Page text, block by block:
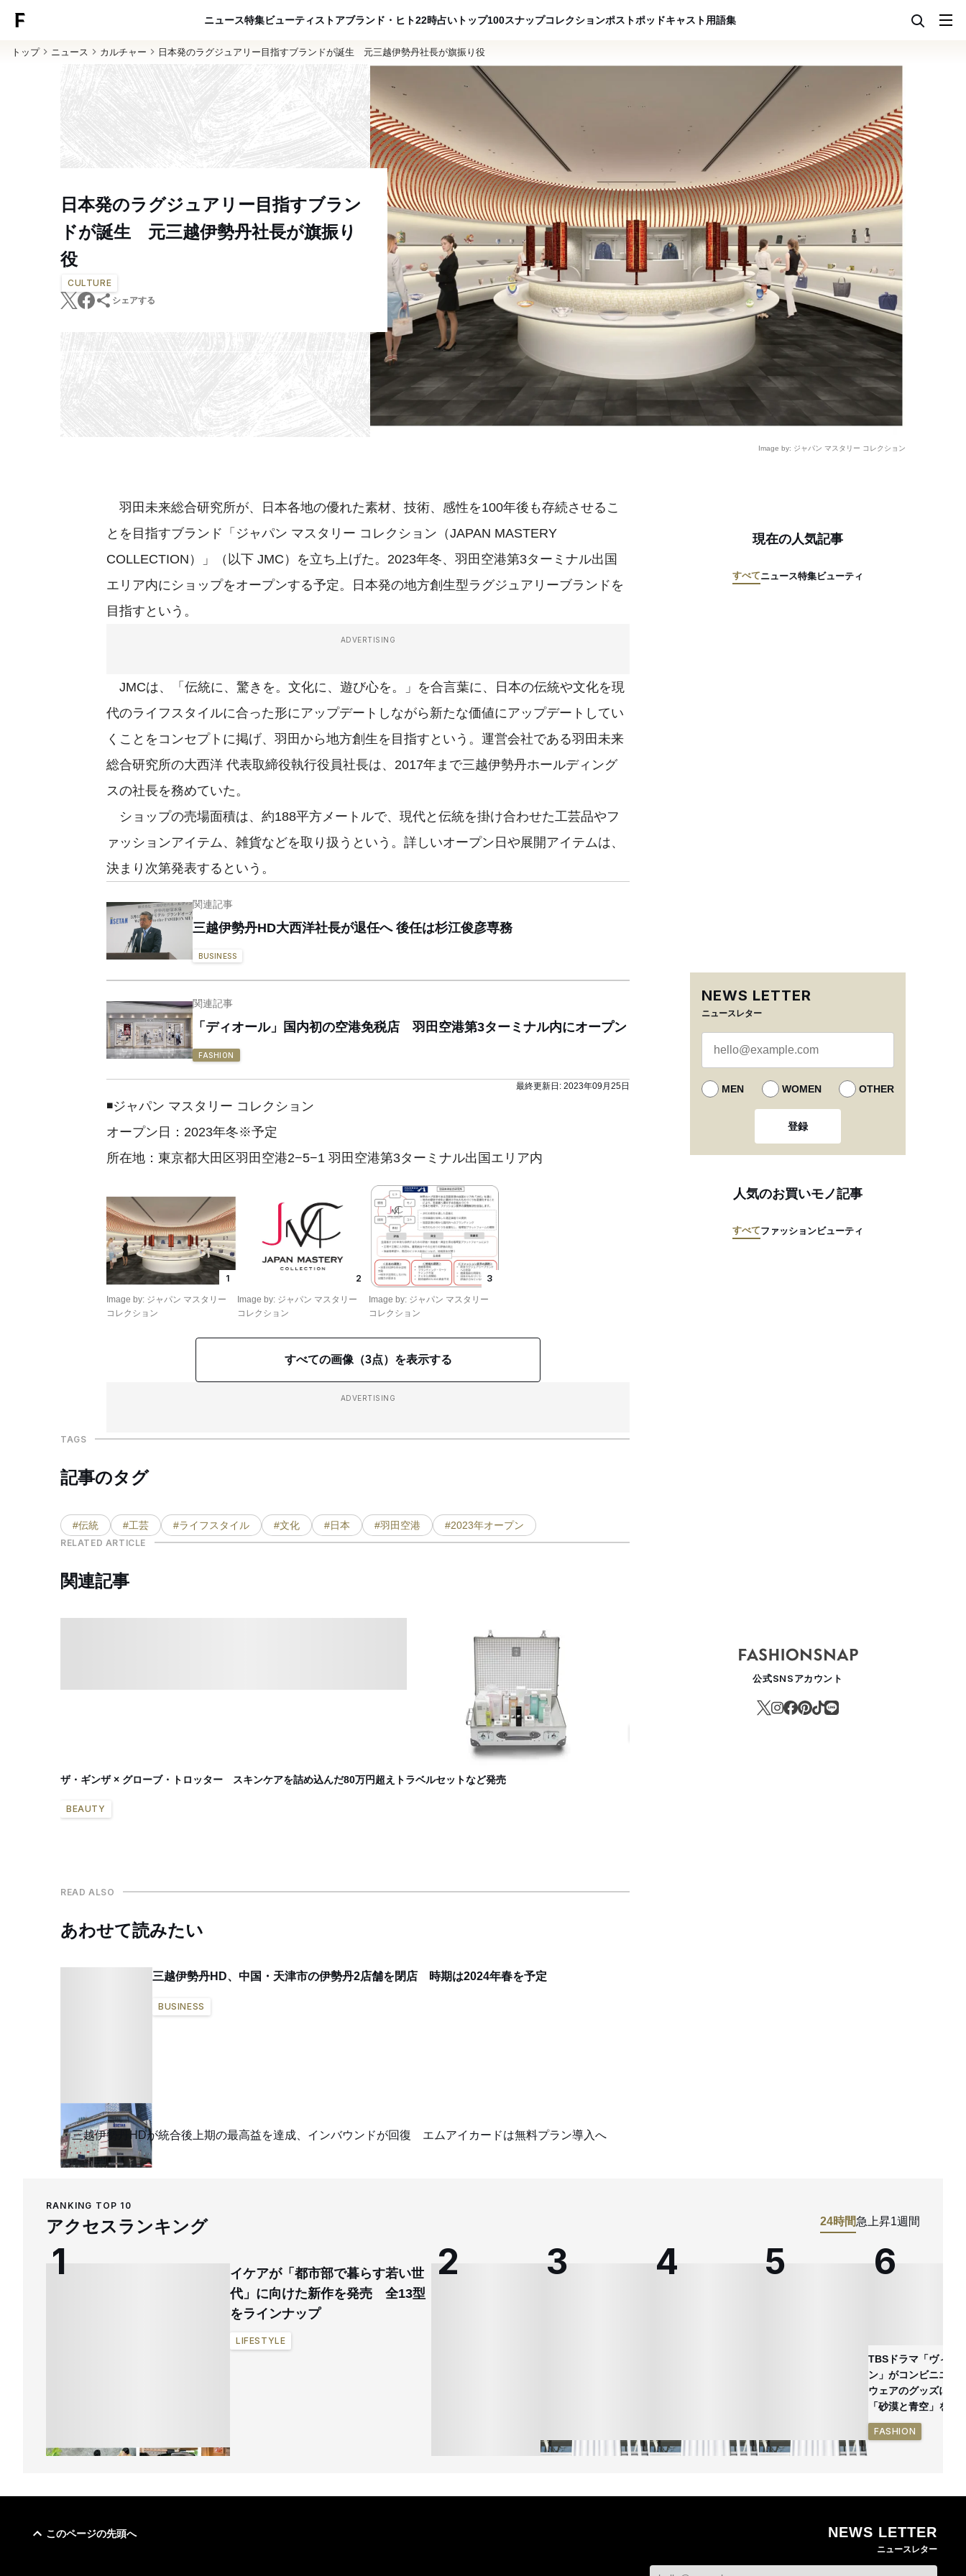
ニュース特集ビューティ ストアブランド・ヒト22時占い トップ100スナップコレクションポストポッドキャスト用語集
トップ ニュース カルチャー 日本発のラグジュアリー目指すブランドが誕生 元三越伊勢丹社長が旗振り役
日本発のラグジュアリー目指すブラン
ドが誕生 元三越伊勢丹社長が旗振り
役
CULTURE
シェアする
Image by: ジャパン マスタリー コレクション
羽田未来総合研究所が、日本各地の優れた素材、技術、感性を100年後も存続させるこ
とを目指すブランド「ジャパン マスタリー コレクション（JAPAN MASTERY
COLLECTION）」（以下 JMC）を立ち上げた。2023年冬、羽田空港第3ターミナル出国
エリア内にショップをオープンする予定。日本発の地方創生型ラグジュアリーブランドを
目指すという。
ADVERTISING
JMCは、「伝統に、驚きを。文化に、遊び心を。」を合言葉に、日本の伝統や文化を現
代のライフスタイルに合った形にアップデートしながら新たな価値にアップデートしてい
くことをコンセプトに掲げ、羽田から地方創生を目指すという。運営会社である羽田未来
総合研究所の大西洋 代表取締役執行役員社長は、2017年まで三越伊勢丹ホールディング
スの社長を務めていた。
ショップの売場面積は、約188平方メートルで、現代と伝統を掛け合わせた工芸品やフ
ァッションアイテム、雑貨などを取り扱うという。詳しいオープン日や展開アイテムは、
決まり次第発表するという。
関連記事
三越伊勢丹HD大西洋社長が退任へ 後任は杉江俊彦専務
BUSINESS
関連記事
「ディオール」国内初の空港免税店 羽田空港第3ターミナル内にオープン
FASHION
最終更新日: 2023年09月25日
◾️ジャパン マスタリー コレクション
オープン日：2023年冬※予定
所在地：東京都大田区羽田空港2−5−1 羽田空港第3ターミナル出国エリア内
1
Image by: ジャパン マスタリー
コレクション
2
Image by: ジャパン マスタリー
コレクション
3
Image by: ジャパン マスタリー
コレクション
すべての画像（3点）を表示する
ADVERTISING
TAGS
記事のタグ
#伝統 #工芸 #ライフスタイル #文化 #日本 #羽田空港 #2023年オープン
RELATED ARTICLE
関連記事
ザ・ギンザ × グローブ・トロッター スキンケアを詰め込んだ80万円超えトラベルセットなど発売
BEAUTY
「サボン」が那覇空港に国内初の免税店をオープン 携帯に便利なアイテ
READ ALSO
あわせて読みたい
三越伊勢丹HD、中国・天津市の伊勢丹2店舗を閉店 時期は2024年春を予定
BUSINESS
三越伊勢丹HDが統合後上期の最高益を達成、インバウンドが回復 エムアイカードは無料プラン導入へ
現在の人気記事
すべてニュース特集ビューティ
NEWS LETTER
ニュースレター
MEN WOMEN OTHER
登録
人気のお買いモノ記事
すべてファッションビューティ
公式SNSアカウント
RANKING TOP 10
アクセスランキング 24時間急上昇1週間
イケアが「都市部で暮らす若い世
代」に向けた新作を発売 全13型
をラインナップ
LIFESTYLE
HD 被災経緯を書面で
オンワードHDが緊急時
に貴重品の常時携行を
TBSドラマ「ヴィヴ
ン」がコンビニエン
ウェアのグッズに
「砂漠と青空」を表
FASHION
このページの先頭へ NEWS LETTER
ニュースレター